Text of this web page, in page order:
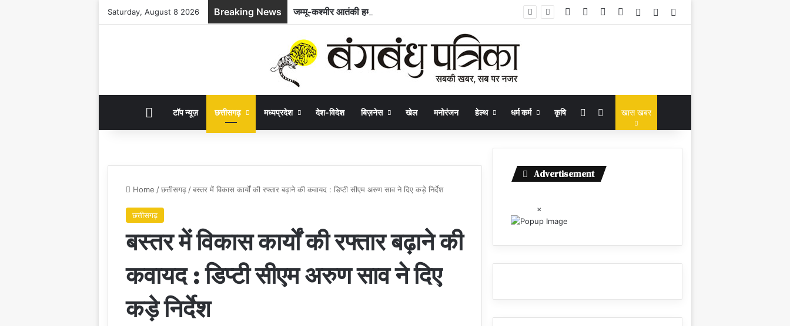
Saturday, August 8 2026 Breaking News Facebook YouTubeInstagram
Log InRandom Article
HOMEटॉप न्यूज़ छत्तीसगढ़ मध्यप्रदेश देश-विदेश बिज़नेस खेल मनोरंजन हेल्थ धर्म कर्म कृषि Random Article
Search for
खास खबर
Home /छत्तीसगढ़ /बस्तर में विकास कार्यों की रफ्तार बढ़ाने की कवायद : डिप्टी सीएम अरुण साव ने दिए कड़े निर्देश
छत्तीसगढ़
बस्तर में विकास कार्यों की रफ्तार बढ़ाने की
कवायद : डिप्टी सीएम अरुण साव ने दिए
कड़े निर्देश
Advertisement
×